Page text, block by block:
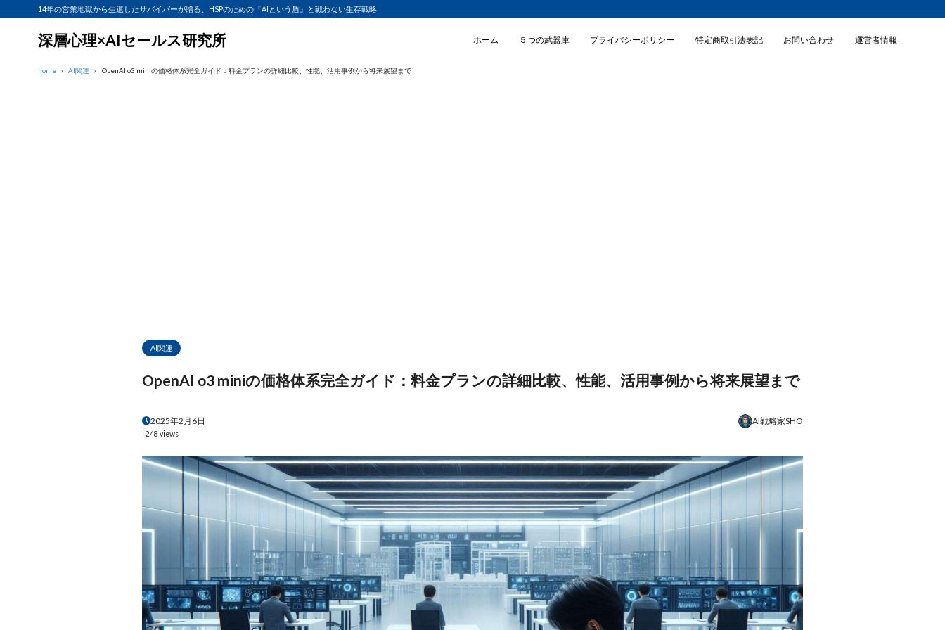
14年の営業地獄から生還したサバイバーが贈る、HSPのための『AIという盾』と戦わない生存戦略
深層心理×AIセールス研究所 ホーム ５つの武器庫 プライバシーポリシー 特定商取引法表記 お問い合わせ 運営者情報
home AI関連 OpenAI o3 miniの価格体系完全ガイド：料金プランの詳細比較、性能、活用事例から将来展望まで
AI関連
OpenAI o3 miniの価格体系完全ガイド：料金プランの詳細比較、性能、活用事例から将来展望まで
2025年2月6日 AI戦略家SHO
248 views